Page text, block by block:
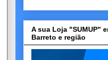
A sua Loja "SUMUP"
Barreto e região